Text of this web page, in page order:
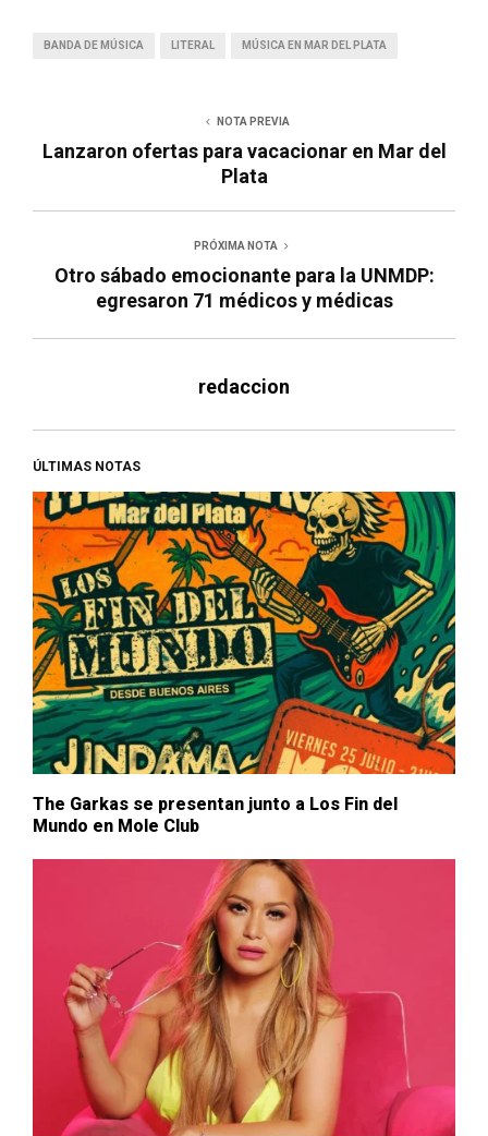
BANDA DE MÚSICA LITERAL MÚSICA EN MAR DEL PLATA
NOTA PREVIA
Lanzaron ofertas para vacacionar en Mar del
Plata
PRÓXIMA NOTA
Otro sábado emocionante para la UNMDP:
egresaron 71 médicos y médicas
redaccion
ÚLTIMAS NOTAS
The Garkas se presentan junto a Los Fin del
Mundo en Mole Club